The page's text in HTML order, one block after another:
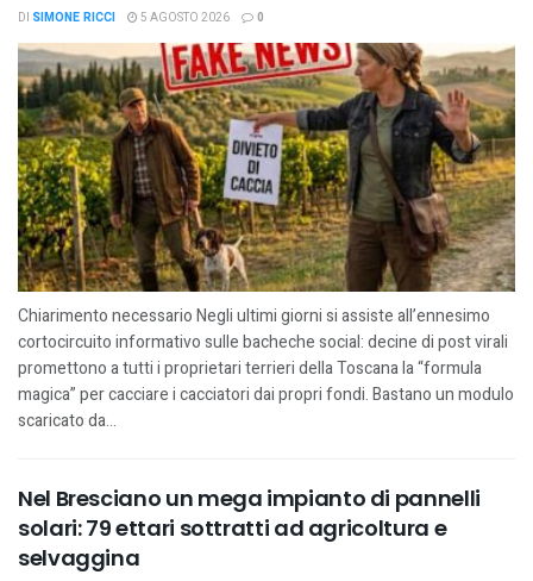
DI SIMONE RICCI 5 AGOSTO 2026 0
Chiarimento necessario Negli ultimi giorni si assiste all’ennesimo
cortocircuito informativo sulle bacheche social: decine di post virali
promettono a tutti i proprietari terrieri della Toscana la “formula
magica” per cacciare i cacciatori dai propri fondi. Bastano un modulo
scaricato da...
Nel Bresciano un mega impianto di pannelli
solari: 79 ettari sottratti ad agricoltura e
selvaggina